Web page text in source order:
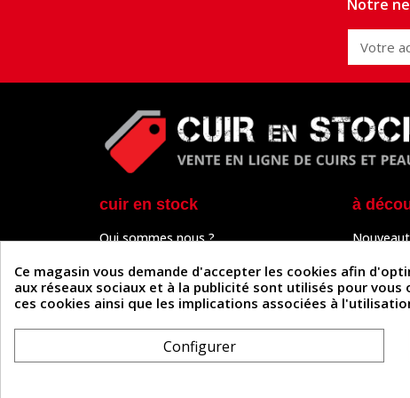
Notre
cuir en stock
Qui sommes nous ?
Paiement sécurisé
Un problème de connexion ?
Frais de livraison
Formulaire de rétractation
à
Outils &
Tutos
Actualités
Ce magasin vous demande d'accepter les cookies afin
aux réseaux sociaux et à la publicité sont utilisés pour
ces cookies ainsi que les implications associées à
Configurer